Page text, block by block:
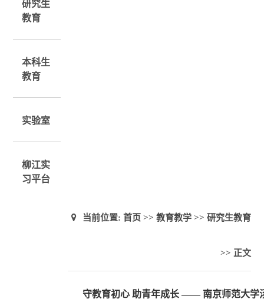
研究生
教育
本科生
教育
实验室
柳江实
习平台
当前位置: 首页 >> 教育教学>> 研究生教育
>> 正文
守教育初心 助青年成长 —— 南京师范大学